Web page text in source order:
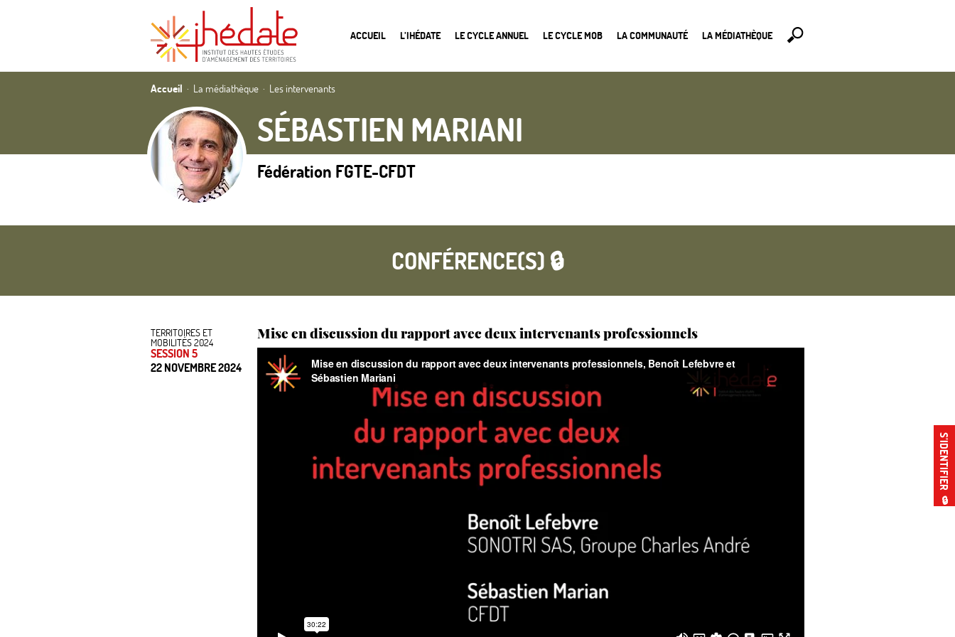
ACCUEIL L’IHÉDATE LE CYCLE ANNUEL LE CYCLE MOB LA COMMUNAUTÉ LA MÉDIATHÈQUE
S’IDENTIFIER
🔒
Accueil La médiathèque Les intervenants
SÉBASTIEN MARIANI
Fédération FGTE-CFDT
CONFÉRENCE(S) 🔒
TERRITOIRES ET
MOBILITÉS 2024
SESSION 5
22 NOVEMBRE 2024
Mise en discussion du rapport avec deux intervenants professionnels